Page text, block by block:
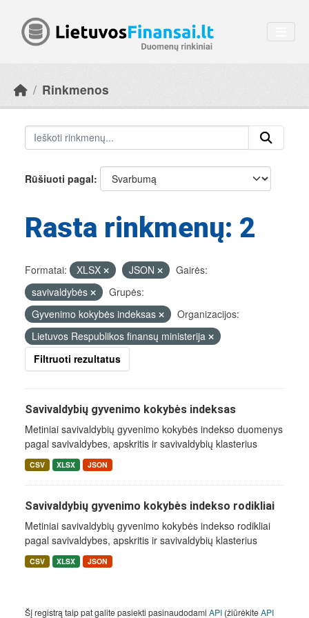
Rinkmenos
Rūšiuoti pagal
Rasta rinkmenų: 2
Formatai: XLSX JSON
Gairės:
savivaldybės
Grupės:
Gyvenimo kokybės indeksas
Organizacijos:
Lietuvos Respublikos finansų ministerija
Filtruoti rezultatus
Savivaldybių gyvenimo kokybės indeksas
Metiniai savivaldybių gyvenimo kokybės indekso duomenys
pagal savivaldybes, apskritis ir savivaldybių klasterius
CSV XLSX JSON
Savivaldybių gyvenimo kokybės indekso rodikliai
Metiniai savivaldybių gyvenimo kokybės indekso rodikliai
pagal savivaldybes, apskritis ir savivaldybių klasterius
CSV XLSX JSON
Šį registrą taip pat galite pasiekti pasinaudodami API (žiūrėkiteAPI